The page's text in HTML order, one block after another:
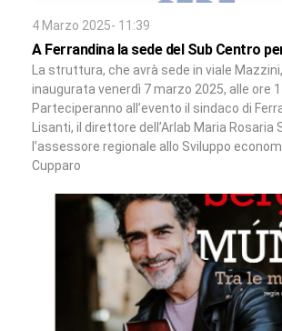
4 Marzo 2025- 11:39
A Ferrandina la sede del Sub Centro
La struttura, che avrà sede in viale
inaugurata venerdì 7 marzo 2025, alle ore
Parteciperanno all’evento il sindaco di
Lisanti, il direttore dell’Arlab Maria Rosaria
l’assessore regionale allo Sviluppo
Cupparo